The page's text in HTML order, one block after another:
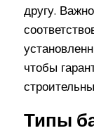
другу.
чтобы
Типы